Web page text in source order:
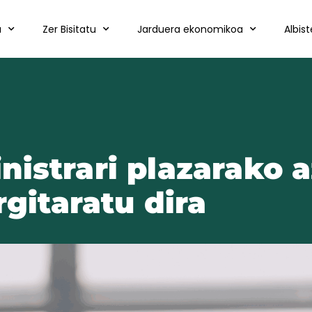
Zer Bisitatu Jarduera ekonomikoa
plazarako
dira